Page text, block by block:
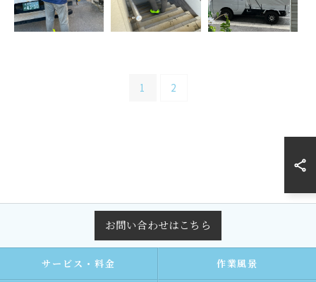
1 2
お問い合わせはこちら
サービス・料金 作業風景